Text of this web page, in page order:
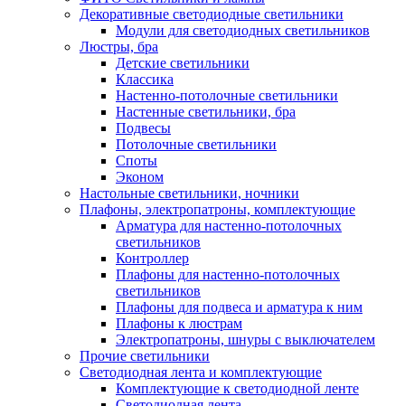
Декоративные светодиодные светильники
Модули для светодиодных светильников
Люстры, бра
Детские светильники
Классика
Настенно-потолочные светильники
Настенные светильники, бра
Подвесы
Потолочные светильники
Споты
Эконом
Настольные светильники, ночники
Плафоны, электропатроны, комплектующие
Арматура для настенно-потолочных
светильников
Контроллер
Плафоны для настенно-потолочных
светильников
Плафоны для подвеса и арматура к ним
Плафоны к люстрам
Электропатроны, шнуры с выключателем
Прочие светильники
Светодиодная лента и комплектующие
Комплектующие к светодиодной ленте